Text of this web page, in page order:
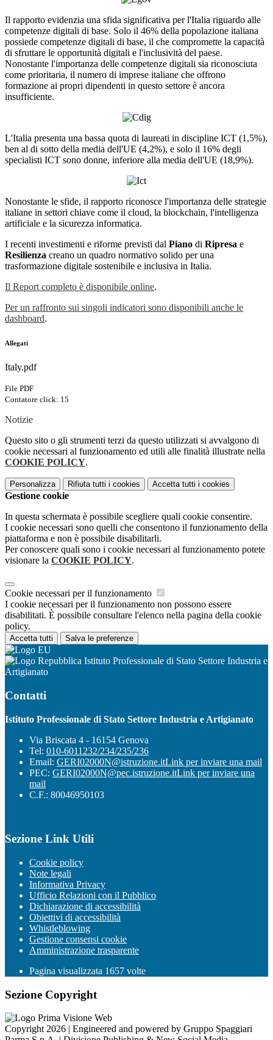
Il rapporto evidenzia una sfida significativa per l'Italia riguardo alle
competenze digitali di base. Solo il 46% della popolazione italiana
possiede competenze digitali di base, il che compromette la capacità
di sfruttare le opportunità digitali e l'inclusività del paese.
Nonostante l'importanza delle competenze digitali sia riconosciuta
come prioritaria, il numero di imprese italiane che offrono
formazione ai propri dipendenti in questo settore è ancora
insufficiente.
L'Italia presenta una bassa quota di laureati in discipline ICT (1,5%),
ben al di sotto della media dell'UE (4,2%), e solo il 16% degli
specialisti ICT sono donne, inferiore alla media dell'UE (18,9%).
Nonostante le sfide, il rapporto riconosce l'importanza delle strategie
italiane in settori chiave come il cloud, la blockchain, l'intelligenza
artificiale e la sicurezza informatica.
I recenti investimenti e riforme previsti dal Piano di Ripresa e
Resilienza creano un quadro normativo solido per una
trasformazione digitale sostenibile e inclusiva in Italia.
Il Report completo è disponibile online.
Per un raffronto sui singoli indicatori sono disponibili anche le
dashboard.
Allegati
Italy.pdf
File PDF
Contatore click: 15
Notizie
Questo sito o gli strumenti terzi da questo utilizzati si avvalgono di
cookie necessari al funzionamento ed utili alle finalità illustrate nella
COOKIE POLICY.
Personalizza Rifiuta tutti i cookies Accetta tutti i cookies
Gestione cookie
In questa schermata è possibile scegliere quali cookie consentire.
I cookie necessari sono quelli che consentono il funzionamento della
piattaforma e non è possibile disabilitarli.
Per conoscere quali sono i cookie necessari al funzionamento potete
visionare la COOKIE POLICY.
Cookie necessari per il funzionamento
I cookie necessari per il funzionamento non possono essere
disabilitati. È possibile consultare l'elenco nella pagina della cookie
policy.
Accetta tutti Salva le preferenze
Istituto Professionale di Stato Settore Industria e
Artigianato
Contatti
Istituto Professionale di Stato Settore Industria e Artigianato
Via Briscata 4 - 16154 Genova
Tel: 010-6011232/234/235/236
Email: GERI02000N@istruzione.itLink per inviare una mail
PEC: GERI02000N@pec.istruzione.itLink per inviare una
mail
C.F.: 80046950103
Sezione Link Utili
Cookie policy
Note legali
Informativa Privacy
Ufficio Relazioni con il Pubblico
Dichiarazione di accessibilità
Obiettivi di accessibilità
Whistleblowing
Gestione consensi cookie
Amministrazione trasparente
Pagina visualizzata 1657 volte
Sezione Copyright
Copyright 2026 | Engineered and powered by Gruppo Spaggiari